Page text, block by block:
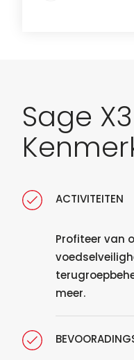
Sage X3
ACTIVITEITEN
Profiteer van
meer.